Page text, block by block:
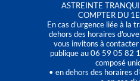
ASTREINTE
COMPTER DU
En cas d’urgence liée à la
dehors des horaires
vous invitons à
publique au 06 59 05 82
composé
• en dehors des horaires